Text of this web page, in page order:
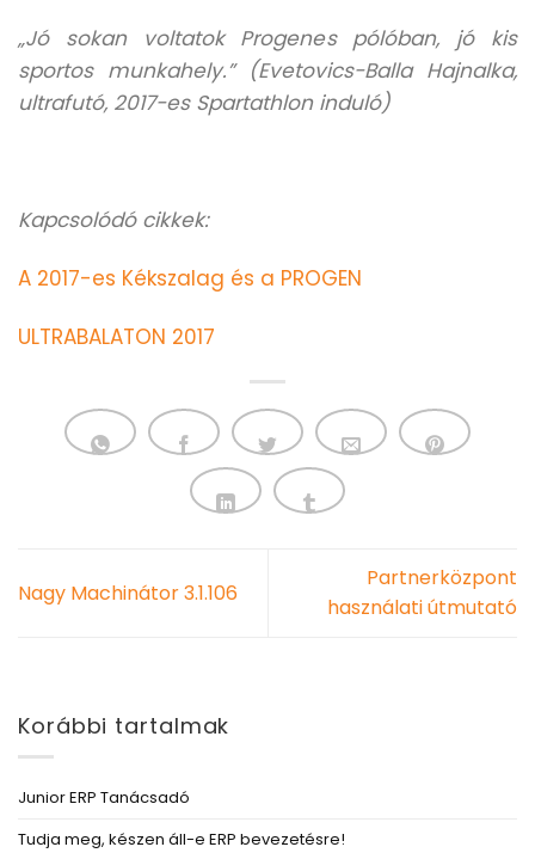
„Jó sokan voltatok Progenes pólóban, jó kis
sportos munkahely.” (Evetovics-Balla Hajnalka,
ultrafutó, 2017-es Spartathlon induló)
Kapcsolódó cikkek:
A 2017-es Kékszalag és a PROGEN
ULTRABALATON 2017
Nagy Machinátor 3.1.106
Partnerközpont
használati útmutató
Korábbi tartalmak
Junior ERP Tanácsadó
Tudja meg, készen áll-e ERP bevezetésre!